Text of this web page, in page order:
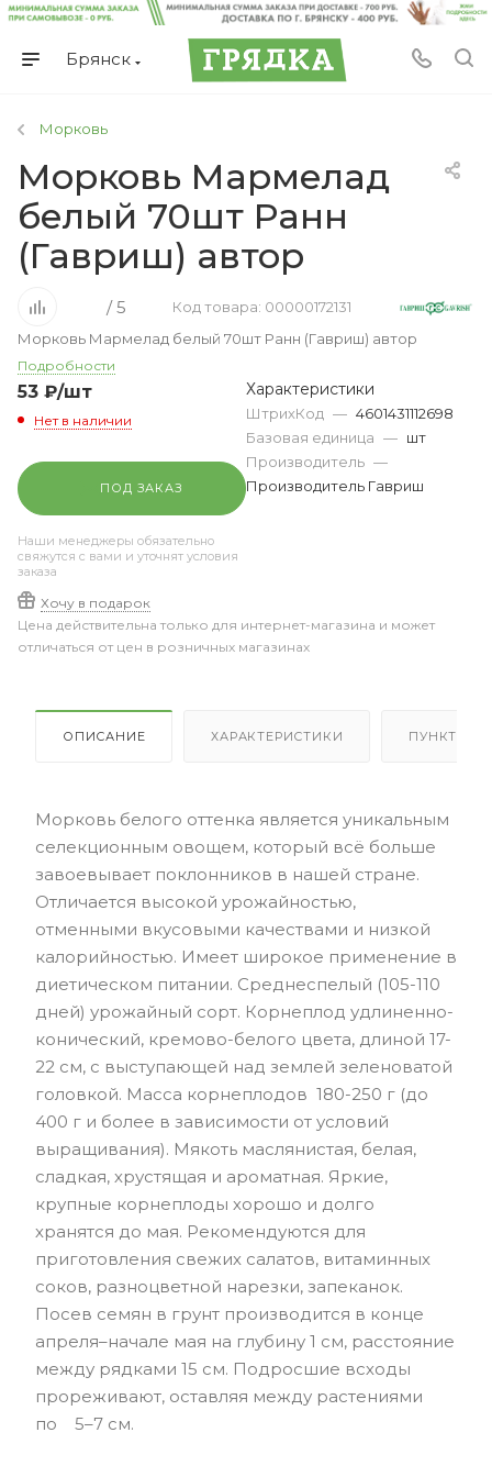
Брянск
Морковь
Морковь Мармелад
белый 70шт Ранн
(Гавриш) автор
/ 5
Код товара: 00000172131
Морковь Мармелад белый 70шт Ранн (Гавриш) автор
Подробности
53 ₽/шт
Нет в наличии
ПОД ЗАКАЗ
Наши менеджеры обязательно
свяжутся с вами и уточнят условия
заказа
Хочу в подарок
Характеристики
ШтрихКод — 4601431112698
Базовая единица — шт
Производитель —
Производитель Гавриш
Цена действительна только для интернет-магазина и может
отличаться от цен в розничных магазинах
ОПИСАНИЕ ХАРАКТЕРИСТИКИ ПУНКТЫ
Морковь белого оттенка является уникальным
селекционным овощем, который всё больше
завоевывает поклонников в нашей стране.
Отличается высокой урожайностью,
отменными вкусовыми качествами и низкой
калорийностью. Имеет широкое применение в
диетическом питании. Среднеспелый (105-110
дней) урожайный сорт. Корнеплод удлиненно-
конический, кремово-белого цвета, длиной 17-
22 см, с выступающей над землей зеленоватой
головкой. Масса корнеплодов 180-250 г (до
400 г и более в зависимости от условий
выращивания). Мякоть маслянистая, белая,
сладкая, хрустящая и ароматная. Яркие,
крупные корнеплоды хорошо и долго
хранятся до мая. Рекомендуются для
приготовления свежих салатов, витаминных
соков, разноцветной нарезки, запеканок.
Посев семян в грунт производится в конце
апреля–начале мая на глубину 1 см, расстояние
между рядками 15 см. Подросшие всходы
прореживают, оставляя между растениями
по 5–7 см.